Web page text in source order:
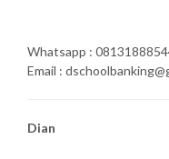
Whatsapp :
Email :
Dian